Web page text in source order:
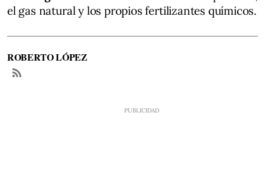
el gas natural y los propios fertilizantes químicos.
ROBERTO LÓPEZ